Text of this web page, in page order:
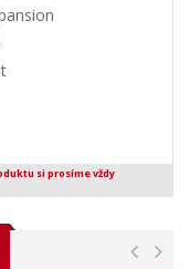
si prosíme vždy